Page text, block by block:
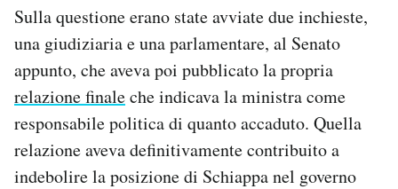
Sulla questione erano state avviate due inchieste,
una giudiziaria e una parlamentare, al Senato
appunto, che aveva poi pubblicato la propria
relazione finaleche indicava la ministra come
responsabile politica di quanto accaduto. Quella
relazione aveva definitivamente contribuito a
indebolire la posizione di Schiappa nel governo